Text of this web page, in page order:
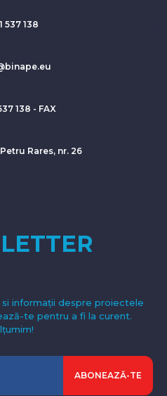
537 138
138 - FAX
Rares, nr. 26
informații despre proiectele
te pentru a fi la curent.